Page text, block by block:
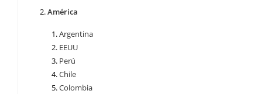
América
Argentina
EEUU
Perú
Chile
Colombia